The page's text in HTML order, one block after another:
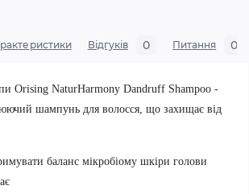
Відгуків 0 Питання 0
Orising NaturHarmony Dandruff Shampoo -
шампунь для волосся, що захищає від
баланс мікробіому шкіри голови